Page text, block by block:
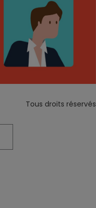
Tous droits réservés